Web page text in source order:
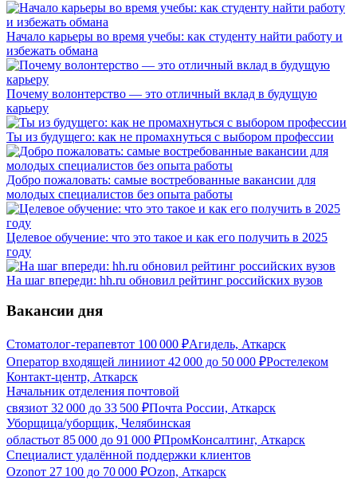
Начало карьеры во время учебы: как студенту найти работу и
избежать обмана
Почему волонтерство — это отличный вклад в будущую
карьеру
Ты из будущего: как не промахнуться с выбором профессии
Добро пожаловать: самые востребованные вакансии для
молодых специалистов без опыта работы
Целевое обучение: что это такое и как его получить в 2025
году
На шаг впереди: hh.ru обновил рейтинг российских вузов
Вакансии дня
Стоматолог-терапевтот 100 000 ₽Агидель, Аткарск
Оператор входящей линииот 42 000 до 50 000 ₽Ростелеком
Контакт-центр, Аткарск
Начальник отделения почтовой
связиот 32 000 до 33 500 ₽Почта России, Аткарск
Уборщица/уборщик, Челябинская
областьот 85 000 до 91 000 ₽ПромКонсалтинг, Аткарск
Специалист удалённой поддержки клиентов
Ozonот 27 100 до 70 000 ₽Ozon, Аткарск